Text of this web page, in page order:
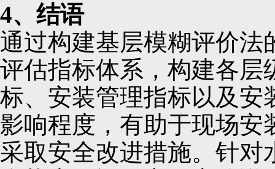
4、结语
通过构建基层模糊评价法
评估指标体系，构建各层
标、安装管理指标以及安
影响程度，有助于现场安
采取安全改进措施。针对